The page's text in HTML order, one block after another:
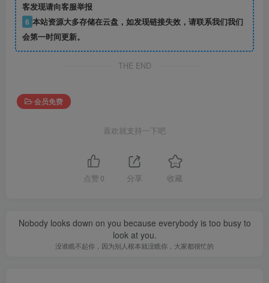
客发现请向客服举报
6 本站资源大多存储在云盘，如发现链接失效，请联系我们我们
会第一时间更新。
THE END
会员免费
喜欢就支持一下吧
点赞 0 分享 收藏
Nobody looks down on you because everybody is too busy to
look at you.
没谁瞧不起你，因为别人根本就没瞧你，大家都很忙的